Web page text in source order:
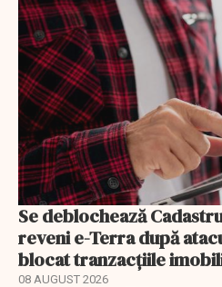
Se deblochează
reveni e-Terra după
blocat tranzacțiile
08 AUGUST 2026